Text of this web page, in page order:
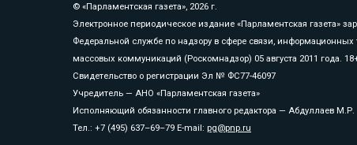
© «Парламентская газета», 2026 г.
Электронное периодическое издание «Парламентская газета»
Федеральной службе по надзору в сфере связи, информационных
массовых коммуникаций (Роскомнадзор) 05 августа 2011 года.
Свидетельство о регистрации Эл № ФС77-46097
Учредитель — АНО «Парламентская газета»
Исполняющий обязанности главного редактора — Абдуллаев М.Р.
Тел.: +7 (495) 637–69–79 E-mail: pg@pnp.ru